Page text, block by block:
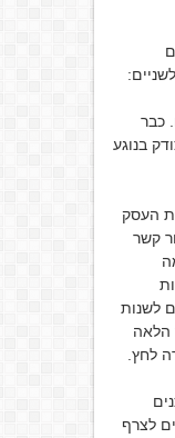
כבר
בנוגע
העסק
קשר
לשנות
הלאה
לחץ.
לצרף